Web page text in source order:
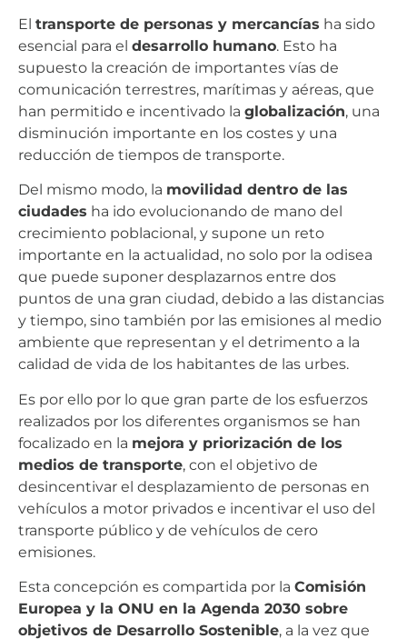
El transporte de personas y mercancías ha sido
esencial para el desarrollo humano. Esto ha
supuesto la creación de importantes vías de
comunicación terrestres, marítimas y aéreas, que
han permitido e incentivado la globalización, una
disminución importante en los costes y una
reducción de tiempos de transporte.
Del mismo modo, la movilidad dentro de las
ciudades ha ido evolucionando de mano del
crecimiento poblacional, y supone un reto
importante en la actualidad, no solo por la odisea
que puede suponer desplazarnos entre dos
puntos de una gran ciudad, debido a las distancias
y tiempo, sino también por las emisiones al medio
ambiente que representan y el detrimento a la
calidad de vida de los habitantes de las urbes.
Es por ello por lo que gran parte de los esfuerzos
realizados por los diferentes organismos se han
focalizado en la mejora y priorización de los
medios de transporte, con el objetivo de
desincentivar el desplazamiento de personas en
vehículos a motor privados e incentivar el uso del
transporte público y de vehículos de cero
emisiones.
Esta concepción es compartida por la Comisión
Europea y la ONU en la Agenda 2030 sobre
objetivos de Desarrollo Sostenible, a la vez que